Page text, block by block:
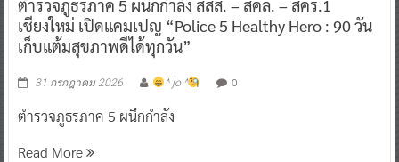
ตำรวจภูธรภาค 5 ผนึกกำลัง สสส. – สคล. – สคร.1
เชียงใหม่ เปิดแคมเปญ “Police 5 Healthy Hero : 90 วัน
เก็บแต้มสุขภาพดีได้ทุกวัน”
31 กรกฎาคม 2026 ^ jo ^ 0
ตำรวจภูธรภาค 5 ผนึกกำลัง
Read More